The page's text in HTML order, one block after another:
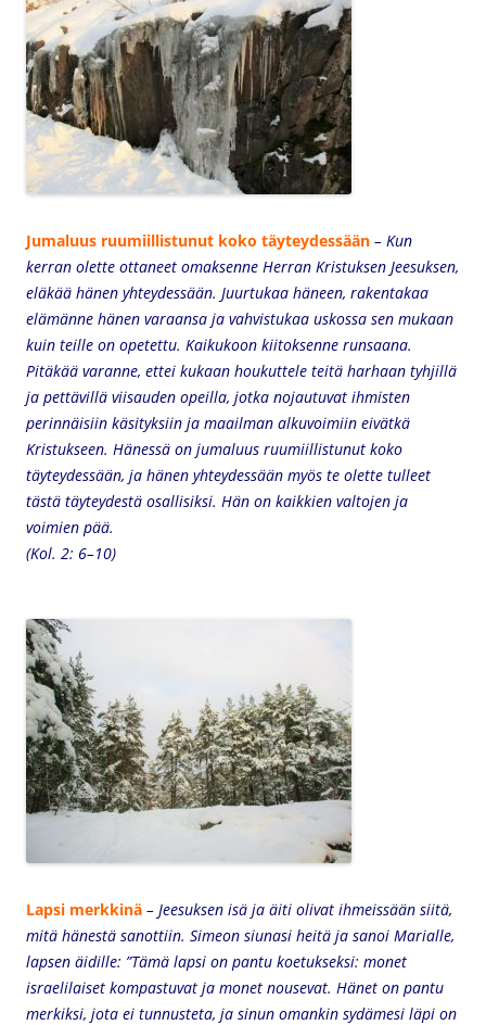
Jumaluus ruumiillistunut koko täyteydessään – Kun
kerran olette ottaneet omaksenne Herran Kristuksen Jeesuksen,
eläkää hänen yhteydessään. Juurtukaa häneen, rakentakaa
elämänne hänen varaansa ja vahvistukaa uskossa sen mukaan
kuin teille on opetettu. Kaikukoon kiitoksenne runsaana.
Pitäkää varanne, ettei kukaan houkuttele teitä harhaan tyhjillä
ja pettävillä viisauden opeilla, jotka nojautuvat ihmisten
perinnäisiin käsityksiin ja maailman alkuvoimiin eivätkä
Kristukseen. Hänessä on jumaluus ruumiillistunut koko
täyteydessään, ja hänen yhteydessään myös te olette tulleet
tästä täyteydestä osallisiksi. Hän on kaikkien valtojen ja
voimien pää.
(Kol. 2: 6–10)
Lapsi merkkinä – Jeesuksen isä ja äiti olivat ihmeissään siitä,
mitä hänestä sanottiin. Simeon siunasi heitä ja sanoi Marialle,
lapsen äidille: ”Tämä lapsi on pantu koetukseksi: monet
israelilaiset kompastuvat ja monet nousevat. Hänet on pantu
merkiksi, jota ei tunnusteta, ja sinun omankin sydämesi läpi on